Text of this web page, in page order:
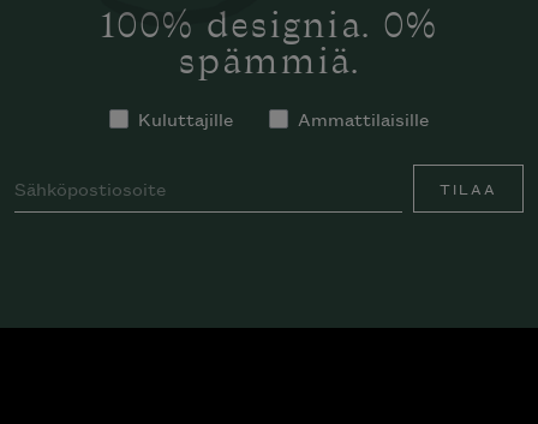
100% designia. 0%
spämmiä.
Kuluttajille Ammattilaisille
TILAA